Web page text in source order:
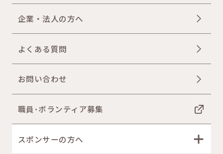
企業・法人の方へ
よくある質問
お問い合わせ
職員･ボランティア募集
スポンサーの方へ